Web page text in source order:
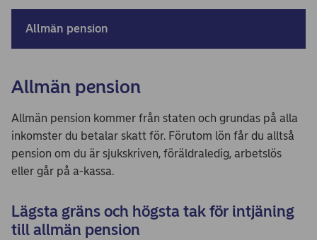
Allmän pension
Allmän pension
Allmän pension kommer från staten och grundas på alla
inkomster du betalar skatt för. Förutom lön får du alltså
pension om du är sjukskriven, föräldraledig, arbetslös
eller går på a-kassa.
Lägsta gräns och högsta tak för intjäning
till allmän pension